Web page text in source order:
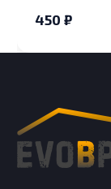
4мм
450 ₽